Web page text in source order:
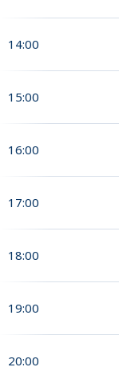
14:00
15:00
16:00
17:00
18:00
19:00
20:00